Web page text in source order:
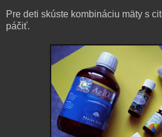
Pre deti skúste kombináciu mäty s
páčiť.